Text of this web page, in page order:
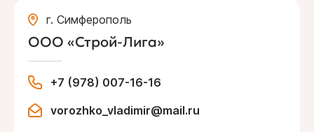
г. Симферополь
ООО «Строй-Лига»
+7 (978) 007-16-16
vorozhko_vladimir@mail.ru